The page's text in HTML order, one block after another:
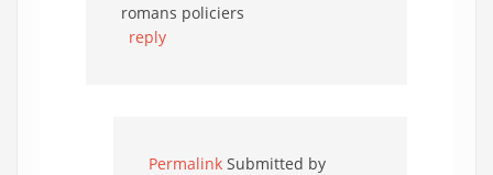
romans policiers
reply
Permalink Submitted by